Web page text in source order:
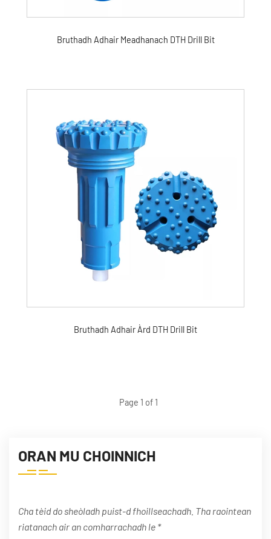
Bruthadh Adhair Meadhanach DTH Drill Bit
Bruthadh Adhair Àrd DTH Drill Bit
Page 1 of 1
ORAN MU CHOINNICH
Cha tèid do sheòladh puist-d fhoillseachadh. Tha raointean
riatanach air an comharrachadh le *